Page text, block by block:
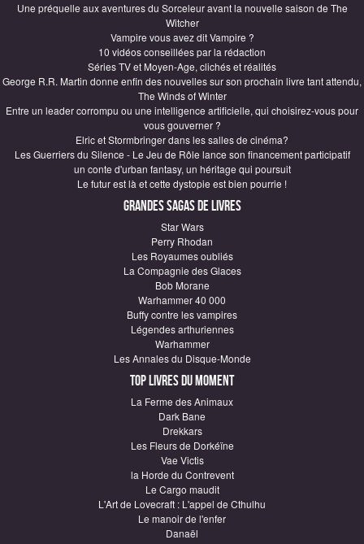
Une préquelle aux aventures du Sorceleur avant la nouvelle saison de The
Witcher
Vampire vous avez dit Vampire ?
10 vidéos conseillées par la rédaction
Séries TV et Moyen-Age, clichés et réalités
George R.R. Martin donne enfin des nouvelles sur son prochain livre tant attendu,
The Winds of Winter
Entre un leader corrompu ou une intelligence artificielle, qui choisirez-vous pour
vous gouverner ?
Elric et Stormbringer dans les salles de cinéma?
Les Guerriers du Silence - Le Jeu de Rôle lance son financement participatif
un conte d'urban fantasy, un héritage qui poursuit
Le futur est là et cette dystopie est bien pourrie !
Grandes sagas de Livres
Star Wars
Perry Rhodan
Les Royaumes oubliés
La Compagnie des Glaces
Bob Morane
Warhammer 40 000
Buffy contre les vampires
Légendes arthuriennes
Warhammer
Les Annales du Disque-Monde
Top Livres du moment
La Ferme des Animaux
Dark Bane
Drekkars
Les Fleurs de Dorkéïne
Vae Victis
la Horde du Contrevent
Le Cargo maudit
L'Art de Lovecraft : L'appel de Cthulhu
Le manoir de l'enfer
Danaël